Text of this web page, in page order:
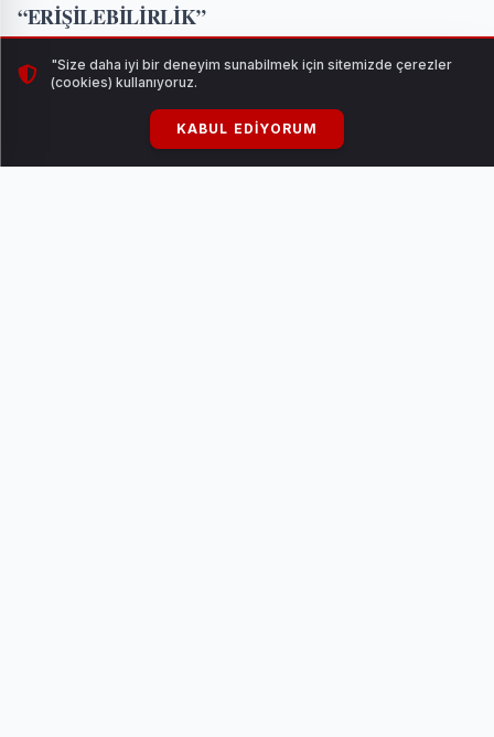
“ERİŞİLEBİLİRLİK”
Büyükşehir tarafından uluslararası standartlarda yazılımı
geliştirilen web eklentisiyle dijital kapsayıcılığı artırmak ve
herkesin online hizmetlere kolay erişimini sağlamak
amacıyla belediyenin resmi internet siteleri uluslararası
"Size daha iyi bir deneyim sunabilmek için sitemizde çerezler
(cookies) kullanıyoruz.
KABUL EDIYORUM